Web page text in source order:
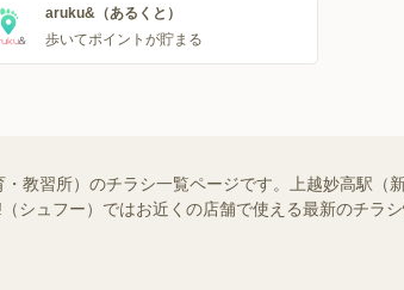
aruku&（あるくと）
歩いてポイントが貯まる
教習所）のチラシ一覧ページです。上越妙高駅（
シュフー）ではお近くの店舗で使える最新のチラ